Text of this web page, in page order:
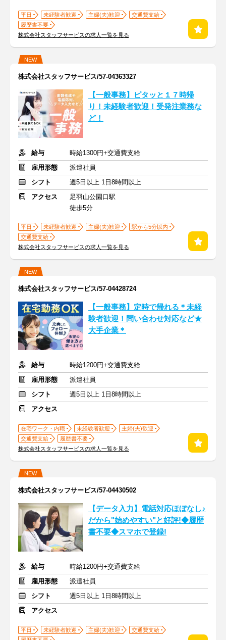
平日 未経験者歓迎 主婦(夫)歓迎
交通費支給
履歴書不要
株式会社スタッフサービスの求人一覧を見る
NEW
株式会社スタッフサービス/57-04363327
【一般事務】ピタッと１７時帰
り！未経験者歓迎！受発注業務な
ど！
給与
時給1300円+交通費支給
雇用形態
派遣社員
シフト
週5日以上 1日8時間以上
アクセス
足羽山公園口駅
徒歩5分
平日 未経験者歓迎 主婦(夫)歓迎
駅から5分以内
交通費支給
株式会社スタッフサービスの求人一覧を見る
NEW
株式会社スタッフサービス/57-04428724
【一般事務】定時で帰れる＊未経
験者歓迎！問い合わせ対応など★
大手企業＊
給与
時給1200円+交通費支給
雇用形態
派遣社員
シフト
週5日以上 1日8時間以上
アクセス
在宅ワーク・内職 未経験者歓迎
主婦(夫)歓迎
交通費支給
履歴書不要
株式会社スタッフサービスの求人一覧を見る
NEW
株式会社スタッフサービス/57-04430502
【データ入力】電話対応ほぼなし♪
だから"始めやすい"と好評!◆履歴
書不要◆スマホで登録!
給与
時給1200円+交通費支給
雇用形態
派遣社員
シフト
週5日以上 1日8時間以上
アクセス
平日 未経験者歓迎 主婦(夫)歓迎
交通費支給